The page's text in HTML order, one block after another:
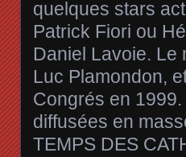
quelques stars
Patrick Fiori ou
Daniel Lavoie. Le
Luc Plamondon,
Congrés en
diffusées en
TEMPS DES